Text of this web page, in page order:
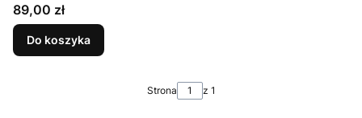
Cena
89,00 zł
Do koszyka
Strona z 1